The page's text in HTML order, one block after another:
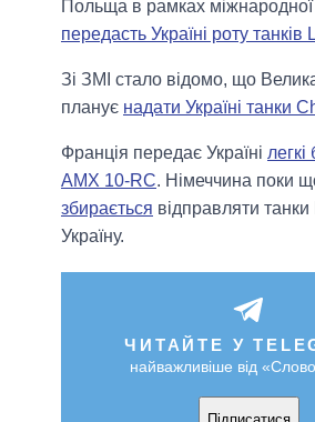
Польща в рамках міжнародної
передасть Україні роту танків
Зі ЗМІ стало відомо, що
планує надати Україні танки
Франція передає Україні легкі
AMX 10-RC. Німеччина поки
збирається відправляти
Україну.
ЧИТАЙТЕ У
найважливіше від «Слово